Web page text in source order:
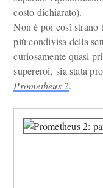
costo dichiarato).
Non è poi così strano
più condivisa della
curiosamente quasi
supereroi, sia stata
Prometheus 2.